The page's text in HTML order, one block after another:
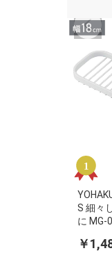
S 細々
に MG-
￥